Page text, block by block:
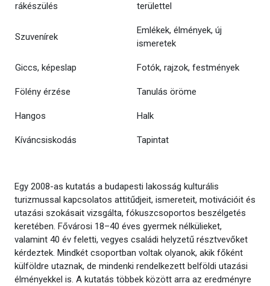
rákészülés
területtel
Szuvenírek
Emlékek, élmények, új
ismeretek
Giccs, képeslap Fotók, rajzok, festmények
Fölény érzése Tanulás öröme
Hangos Halk
Kíváncsiskodás Tapintat
Egy 2008-as kutatás a budapesti lakosság kulturális
turizmussal kapcsolatos attitűdjeit, ismereteit, motivációit és
utazási szokásait vizsgálta, fókuszcsoportos beszélgetés
keretében. Fővárosi 18–40 éves gyermek nélkülieket,
valamint 40 év feletti, vegyes családi helyzetű résztvevőket
kérdeztek. Mindkét csoportban voltak olyanok, akik főként
külföldre utaznak, de mindenki rendelkezett belföldi utazási
élményekkel is. A kutatás többek között arra az eredményre